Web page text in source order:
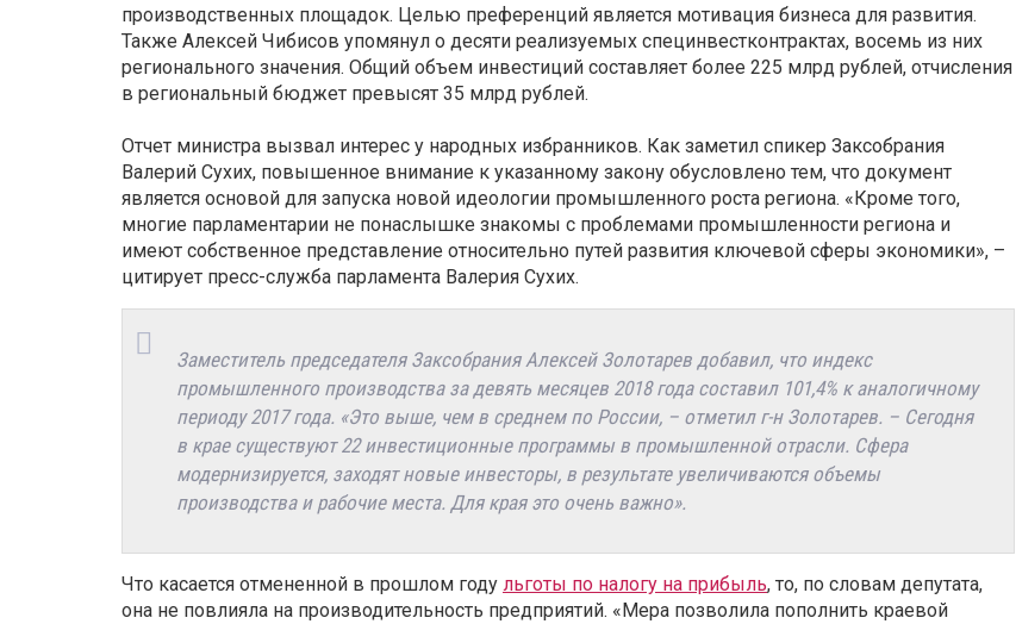
производственных площадок. Целью преференций является мотивация бизнеса для развития.
Также Алексей Чибисов упомянул о десяти реализуемых специнвестконтрактах, восемь из них
регионального значения. Общий объем инвестиций составляет более 225 млрд рублей, отчисления
в региональный бюджет превысят 35 млрд рублей.
Отчет министра вызвал интерес у народных избранников. Как заметил спикер Заксобрания
Валерий Сухих, повышенное внимание к указанному закону обусловлено тем, что документ
является основой для запуска новой идеологии промышленного роста региона. «Кроме того,
многие парламентарии не понаслышке знакомы с проблемами промышленности региона и
имеют собственное представление относительно путей развития ключевой сферы экономики», –
цитирует пресс-служба парламента Валерия Сухих.
Заместитель председателя Заксобрания Алексей Золотарев добавил, что индекс
промышленного производства за девять месяцев 2018 года составил 101,4% к аналогичному
периоду 2017 года. «Это выше, чем в среднем по России, – отметил г-н Золотарев. – Сегодня
в крае существуют 22 инвестиционные программы в промышленной отрасли. Сфера
модернизируется, заходят новые инвесторы, в результате увеличиваются объемы
производства и рабочие места. Для края это очень важно».
Что касается отмененной в прошлом году льготы по налогу на прибыль, то, по словам депутата,
она не повлияла на производительность предприятий. «Мера позволила пополнить краевой